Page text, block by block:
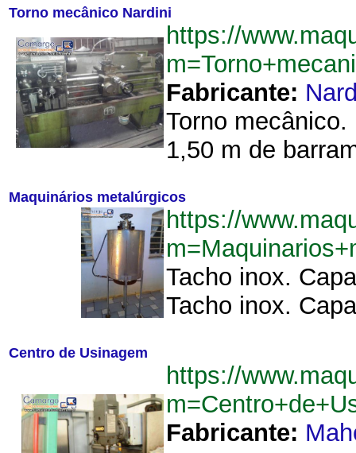
Torno mecânico Nardini
https://
Fabricante:
Torno
1,50 m de
Maquinários metalúrgicos
https://
Tacho inox.
Tacho inox.
Centro de Usinagem
https://
Fabricante: